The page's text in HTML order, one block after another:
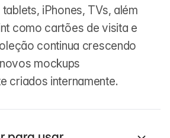
iPhones, TVs, além
como cartões de visita e
continua crescendo
mockups
criados internamente.